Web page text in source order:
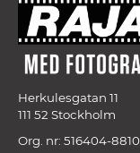
Herkulesgatan 11
111 52 Stockholm
Org. nr: 516404-8810